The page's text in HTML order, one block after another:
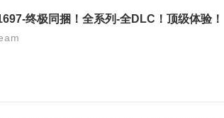
终极同捆！全系列-全DLC！顶级体验！